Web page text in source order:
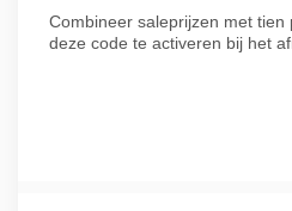
Combineer saleprijzen met
deze code te activeren bij het